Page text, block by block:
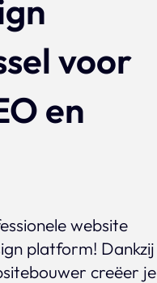
voor
en
website
platform! Dankzij
creëer je